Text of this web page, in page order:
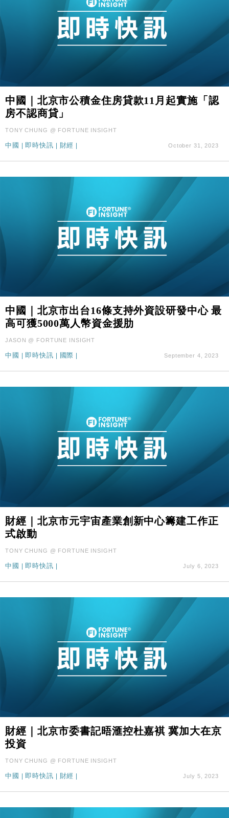
中國｜北京市公積金住房貸款11月起實施「認
房不認商貸」
TONY CHUNG @ FORTUNE INSIGHT
中國 | 即時快訊 | 財經 | October 31, 2023
中國｜北京市出台16條支持外資設研發中心 最
高可獲5000萬人幣資金援肋
JASON @ FORTUNE INSIGHT
中國 即時快訊 國際 September 4, 2023
財經｜北京市元宇宙產業創新中心籌建工作正
式啟動
TONY CHUNG @ FORTUNE INSIGHT
中國 | 即時快訊 | July 6, 2023
財經｜北京市委書記晤滙控杜嘉褀 冀加大在京
投資
TONY CHUNG @ FORTUNE INSIGHT
中國 | 即時快訊 | 財經 | July 5, 2023